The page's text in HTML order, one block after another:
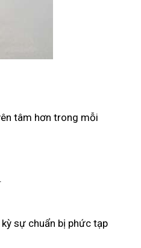
tâm hơn trong mỗi
sự chuẩn bị phức tạp